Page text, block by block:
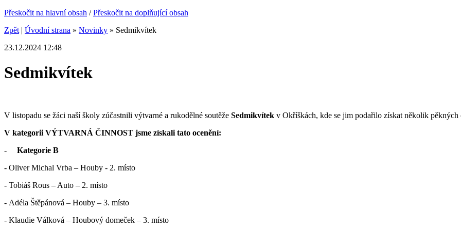
Přeskočit na hlavní obsah /Přeskočit na doplňující obsah
Zpět | Úvodní strana » Novinky » Sedmikvítek
23.12.2024 12:48
Sedmikvítek
V listopadu se žáci naší školy zúčastnili výtvarné a rukodělné soutěže Sedmikvítek v Okříškách, kde se jim podařilo získat několik pěkných
V kategorii VÝTVARNÁ ČINNOST jsme získali tato ocenění:
-
Kategorie B
- Oliver Michal Vrba – Houby - 2. místo
- Tobiáš Rous – Auto – 2. místo
- Adéla Štěpánová – Houby – 3. místo
- Klaudie Válková – Houbový domeček – 3. místo